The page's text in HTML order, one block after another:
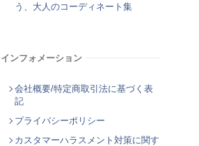
う、大人のコーディネート集
インフォメーション
会社概要/特定商取引法に基づく表
記
プライバシーポリシー
カスタマーハラスメント対策に関す